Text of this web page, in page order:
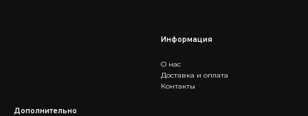
Информация
О нас
Доставка и оплата
Контакты
Дополнительно